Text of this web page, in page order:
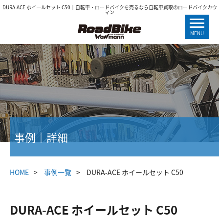
DURA-ACE ホイールセット C50｜自転車・ロードバイクを売るなら自転車買取のロードバイクカウ
マン
MENU
事例｜詳細
HOME 事例一覧 DURA-ACE ホイールセット C50
DURA-ACE ホイールセット C50